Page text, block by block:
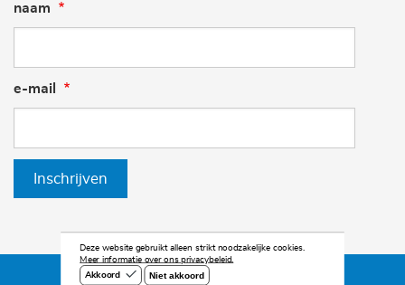
naam
e-mail
Inschrijven
©2026 Scheldemonitor
Deze website gebruikt alleen strikt noodzakelijke cookies.
Meer informatie over ons privacybeleid.
Akkoord
Niet akkoord